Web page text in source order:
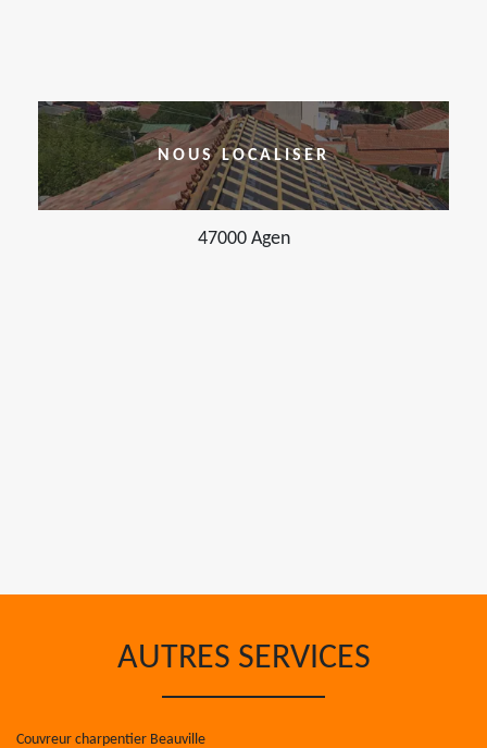
NOUS LOCALISER
47000 Agen
AUTRES SERVICES
Couvreur charpentier Beauville